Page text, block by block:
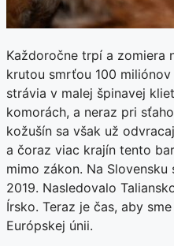
Každoročne trpí a zomiera
krutou smrťou 100
strávia v malej špinavej
komorách, a neraz pri
kožušín sa však už
a čoraz viac krajín tento
mimo zákon. Na
2019. Nasledovalo
Írsko. Teraz je čas, aby
Európskej únii.